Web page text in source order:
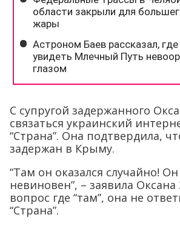
С супругой задержанного
связаться украинский
“Страна”. Она подтвердила,
задержан в Крыму.
“Там он оказался случайно!
невиновен”, – заявила Оксана
вопрос где “там”, она не
“Страна”.